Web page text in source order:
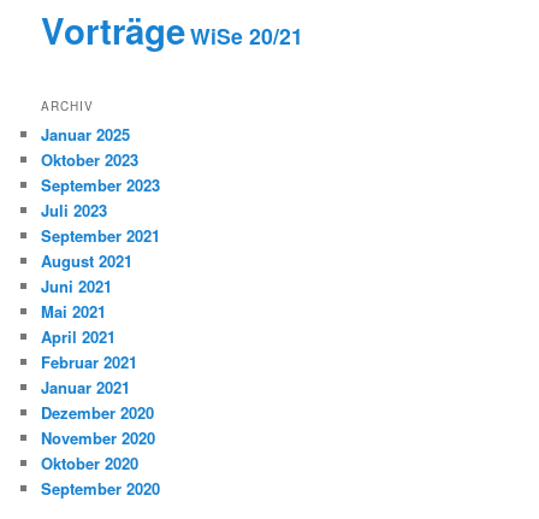
VorträgeWiSe 20/21
ARCHIV
Januar 2025
Oktober 2023
September 2023
Juli 2023
September 2021
August 2021
Juni 2021
Mai 2021
April 2021
Februar 2021
Januar 2021
Dezember 2020
November 2020
Oktober 2020
September 2020